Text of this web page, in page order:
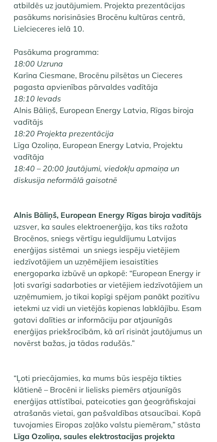
atbildēs uz jautājumiem. Projekta prezentācijas
pasākums norisināsies Brocēnu kultūras centrā,
Lielcieceres ielā 10.
Pasākuma programma:
18:00 Uzruna
Karīna Ciesmane, Brocēnu pilsētas un Cieceres
pagasta apvienības pārvaldes vadītāja
18:10 Ievads
Alnis Bāliņš, European Energy Latvia, Rīgas biroja
vadītājs
18:20 Projekta prezentācija
Līga Ozoliņa, European Energy Latvia, Projektu
vadītāja
18:40 – 20:00 Jautājumi, viedokļu apmaiņa un
diskusija neformālā gaisotnē
Alnis Bāliņš, European Energy Rīgas biroja vadītājs
uzsver, ka saules elektroenerģija, kas tiks ražota
Brocēnos, sniegs vērtīgu ieguldījumu Latvijas
enerģijas sistēmai un sniegs iespēju vietējiem
iedzīvotājiem un uzņēmējiem iesaistīties
energoparka izbūvē un apkopē: “European Energy ir
ļoti svarīgi sadarboties ar vietējiem iedzīvotājiem un
uzņēmumiem, jo tikai kopīgi spējam panākt pozitīvu
ietekmi uz vidi un vietējās kopienas labklājību. Esam
gatavi dalīties ar informāciju par atjaunīgās
enerģijas priekšrocībām, kā arī risināt jautājumus un
novērst bažas, ja tādas radušās.”
“Ļoti priecājamies, ka mums būs iespēja tikties
klātienē – Brocēni ir lielisks piemērs atjaunīgās
enerģijas attīstībai, pateicoties gan ģeogrāfiskajai
atrašanās vietai, gan pašvaldības atsaucībai. Kopā
tuvojamies Eiropas zaļāko valstu piemēram,” stāsta
Līga Ozoliņa, saules elektrostacijas projekta